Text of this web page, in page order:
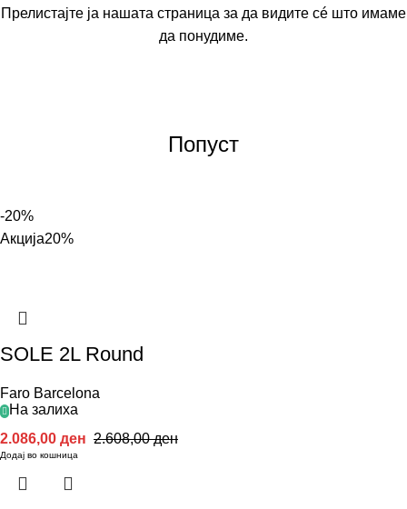
Прелистајте ја нашата страница за да видите сé што имаме
да понудиме.
Попуст
-20%
Акција20%
SOLE 2L Round
Faro Barcelona
На залиха
2.608,00ден
2.086,00 ден
Додај во кошница